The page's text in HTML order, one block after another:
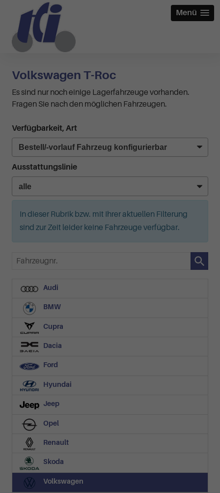
Menü
Volkswagen T-Roc
Es sind nur noch einige Lagerfahrzeuge vorhanden.
Fragen Sie nach den möglichen Fahrzeugen.
Verfügbarkeit, Art
Ausstattungslinie
In dieser Rubrik bzw. mit Ihrer aktuellen Filterung
sind zur Zeit leider keine Fahrzeuge verfügbar.
Fahrzeugnr.
Audi
BMW
Cupra
Dacia
Ford
Hyundai
Jeep
Opel
Renault
Skoda
Volkswagen